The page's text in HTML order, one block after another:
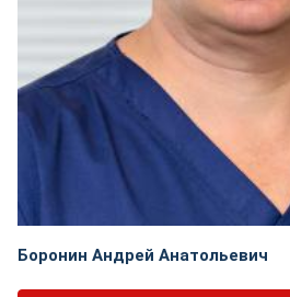
Боронин Андрей Анатольевич